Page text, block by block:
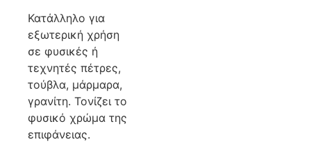
Κατάλληλο για
εξωτερική χρήση
σε φυσικές ή
τεχνητές πέτρες,
τούβλα, μάρμαρα,
γρανίτη. Τονίζει το
φυσικό χρώμα της
επιφάνειας.